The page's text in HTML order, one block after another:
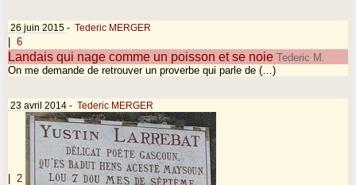
26 juin 2015 - Tederic MERGER
| 6
Landais qui nage comme un poisson et se noie Tederic M.
On me demande de retrouver un proverbe qui parle de (…)
23 avril 2014 - Tederic MERGER
2